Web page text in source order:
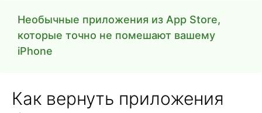
Необычные приложения из App Store,
которые точно не помешают вашему
iPhone
Как вернуть приложения